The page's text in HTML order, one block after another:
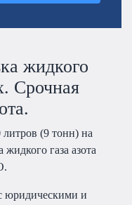
жидкого
Срочная
литров (9 тонн) на
газа азота
юридическими и